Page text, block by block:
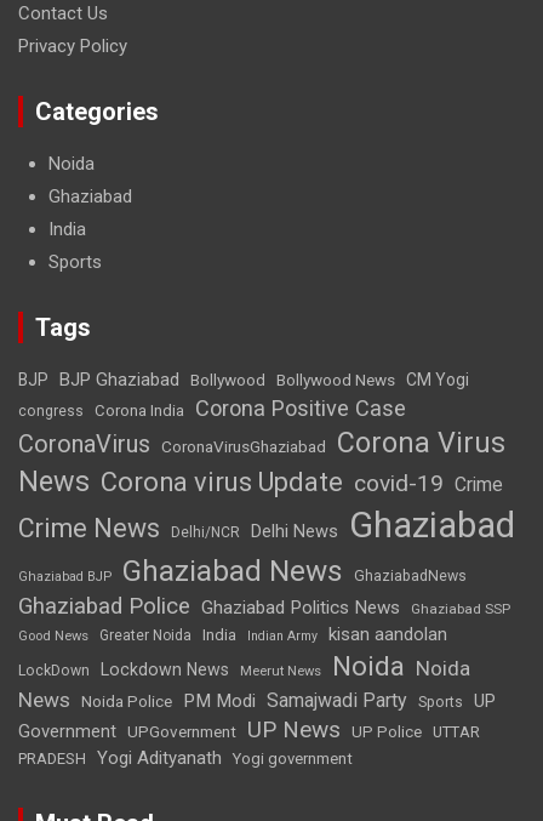
Contact Us
Privacy Policy
Categories
Noida
Ghaziabad
India
Sports
Tags
BJP BJP Ghaziabad Bollywood Bollywood News CM Yogi
congress Corona India Corona Positive Case
CoronaVirus CoronaVirusGhaziabad
Corona Virus
News Corona virus Update covid-19 Crime
Crime News Delhi/NCR Delhi News Ghaziabad
Ghaziabad BJP Ghaziabad News GhaziabadNews
Ghaziabad Police Ghaziabad Politics News Ghaziabad SSP
Good News Greater Noida India Indian Army kisan aandolan
LockDown Lockdown News Meerut News Noida Noida
News
Noida Police PM Modi Samajwadi Party Sports
UP
Government UPGovernment UP News UP Police
UTTAR
PRADESH
Yogi Adityanath Yogi government